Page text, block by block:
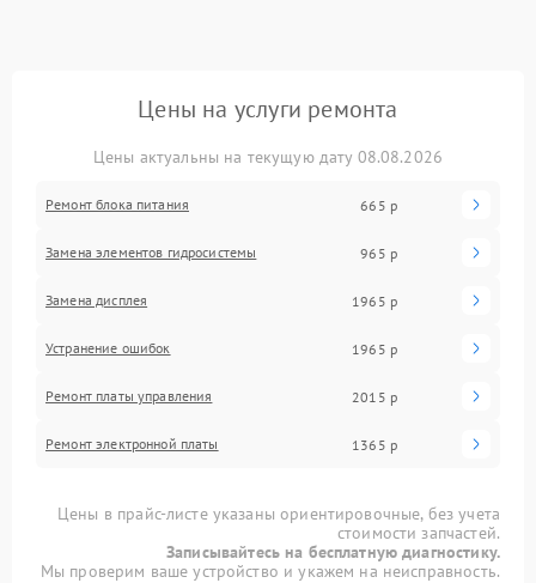
Цены на услуги ремонта
Цены актуальны на текущую дату 08.08.2026
Ремонт блока питания 665 р
Замена элементов гидросистемы 965 р
Замена дисплея 1965 р
Устранение ошибок 1965 р
Ремонт платы управления 2015 р
Ремонт электронной платы 1365 р
Цены в прайс-листе указаны ориентировочные, без учета
стоимости запчастей.
Записывайтесь на бесплатную диагностику.
Мы проверим ваше устройство и укажем на неисправность.